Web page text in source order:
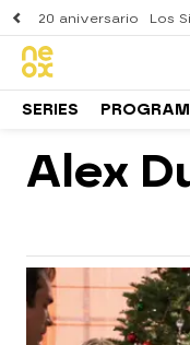
20 aniversario Los
SERIES
Alex